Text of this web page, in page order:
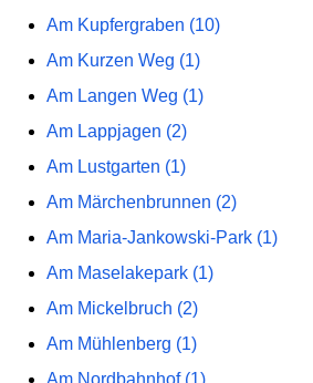
Am Kupfergraben (10)
Am Kurzen Weg (1)
Am Langen Weg (1)
Am Lappjagen (2)
Am Lustgarten (1)
Am Märchenbrunnen (2)
Am Maria-Jankowski-Park (1)
Am Maselakepark (1)
Am Mickelbruch (2)
Am Mühlenberg (1)
Am Nordbahnhof (1)